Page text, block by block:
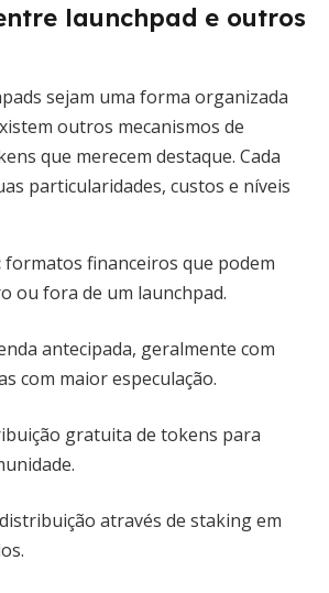
launchpad e outros
sejam uma forma organizada
outros mecanismos de
que merecem destaque. Cada
particularidades, custos e níveis
formatos financeiros que podem
ou fora de um launchpad.
antecipada, geralmente com
com maior especulação.
gratuita de tokens para
distribuição através de staking em